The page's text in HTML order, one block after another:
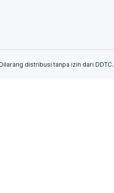
distribusi tanpa izin dari DDTC.